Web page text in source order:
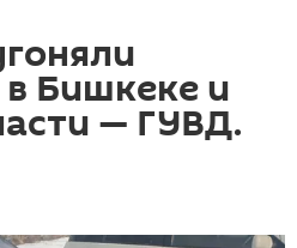
Бишкеке и
— ГУВД.